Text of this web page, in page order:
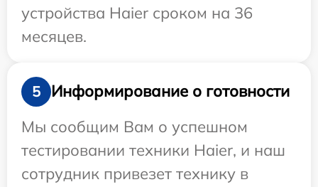
устройства Haier сроком на 36
месяцев.
5
Информирование о готовности
Мы сообщим Вам о успешном
тестировании техники Haier, и наш
сотрудник привезет технику в